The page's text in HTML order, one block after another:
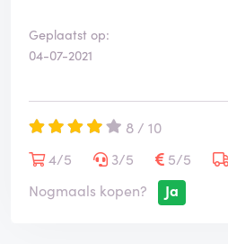
Geplaatst op:
04-07-2021
8 / 10
4/5
3/5 5/5
Nogmaals kopen?
Ja